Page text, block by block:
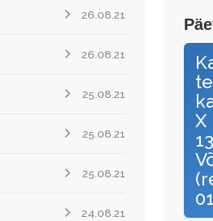
26.08.21
26.08.21
25.08.21
25.08.21
25.08.21
24.08.21
X